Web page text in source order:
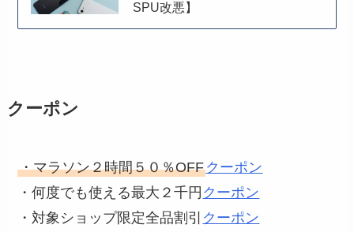
SPU改悪】
クーポン
・マラソン２時間５０％OFFクーポン
・何度でも使える最大２千円 クーポン
・対象ショップ限定全品割引 クーポン